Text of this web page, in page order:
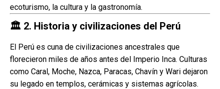
ecoturismo, la cultura y la gastronomía.
🏛️ 2. Historia y civilizaciones del Perú
El Perú es cuna de civilizaciones ancestrales que
florecieron miles de años antes del Imperio Inca. Culturas
como Caral, Moche, Nazca, Paracas, Chavín y Wari dejaron
su legado en templos, cerámicas y sistemas agrícolas.